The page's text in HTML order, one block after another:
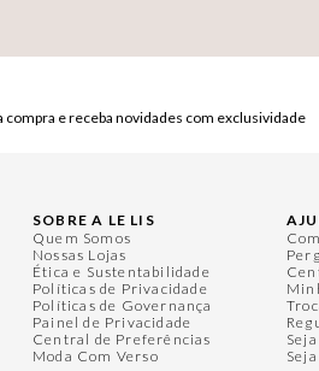
e receba novidades com exclusividade
SOBRE A LE LIS
Quem Somos
Nossas Lojas
Ética e Sustentabilidade
Políticas de Privacidade
Políticas de Governança
Painel de Privacidade
Central de Preferências
Moda Com Verso